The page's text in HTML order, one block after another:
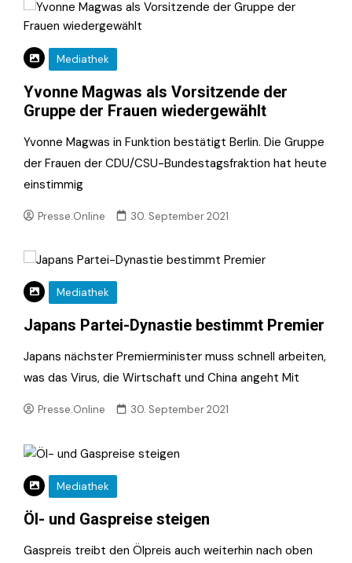
Mediathek
Yvonne Magwas als Vorsitzende der
Gruppe der Frauen wiedergewählt
Yvonne Magwas in Funktion bestätigt Berlin. Die Gruppe
der Frauen der CDU/CSU-Bundestagsfraktion hat heute
einstimmig
Presse.Online 30. September 2021
Mediathek
Japans Partei-Dynastie bestimmt Premier
Japans nächster Premierminister muss schnell arbeiten,
was das Virus, die Wirtschaft und China angeht Mit
Presse.Online 30. September 2021
Mediathek
Öl- und Gaspreise steigen
Gaspreis treibt den Ölpreis auch weiterhin nach oben